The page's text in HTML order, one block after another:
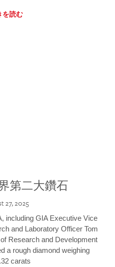
を読む
第二大鑽石
27, 2025
including GIA Executive Vice
and Laboratory Officer Tom
Research and Development
a rough diamond weighing
carats